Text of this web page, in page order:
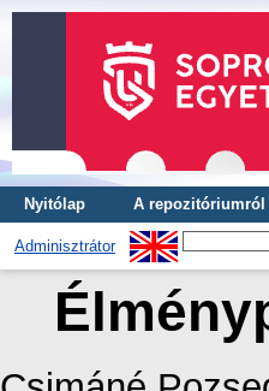
Nyitólap A repozitóriumról
Adminisztrátor